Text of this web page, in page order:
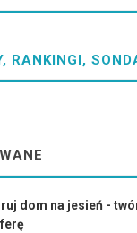
RANKINGI,
dom na jesień -